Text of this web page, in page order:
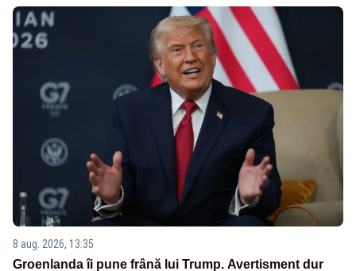
8 aug. 2026, 13:35
Groenlanda îi pune frână lui Trump. Avertisment dur